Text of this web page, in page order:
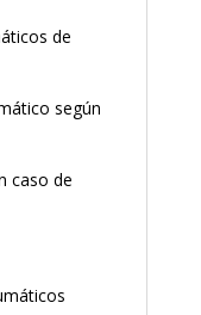
de
según
caso de